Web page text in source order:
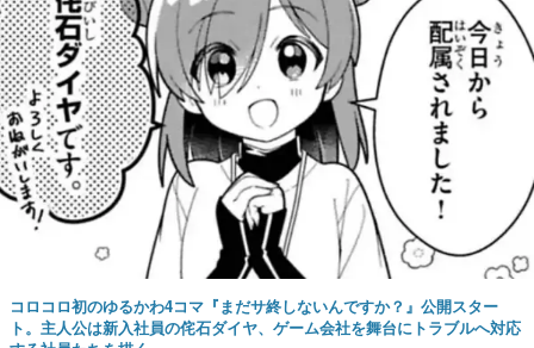
コロコロ初のゆるかわ4コマ『まだサ終しないんですか？』公開スター
ト。主人公は新入社員の侘石ダイヤ、ゲーム会社を舞台にトラブルへ対応